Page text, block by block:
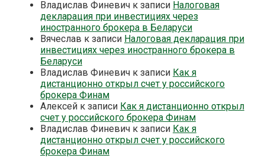
Владислав Финевич к записи Налоговая
декларация при инвестициях через
иностранного брокера в Беларуси
Вячеслав к записи Налоговая декларация при
инвестициях через иностранного брокера в
Беларуси
Владислав Финевич к записи Как я
дистанционно открыл счет у российского
брокера Финам
Алексей к записи Как я дистанционно открыл
счет у российского брокера Финам
Владислав Финевич к записи Как я
дистанционно открыл счет у российского
брокера Финам